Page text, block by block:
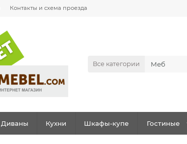
Контакты и схема проезда
Все категории
Диваны Кухни Шкафы-купе Гостиные